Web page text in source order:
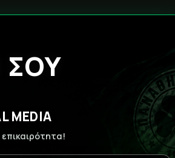
ΣΟΥ
MEDIA
επικαιρότητα!